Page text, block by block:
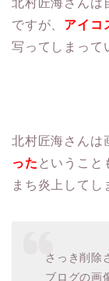
ですが、 アイコ
写ってしまって
北村匠海さんは
った ということ
まち炎上してし
さっき削除
ブログの画